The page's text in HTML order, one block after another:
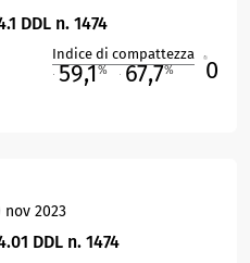
DDL n. 1474
Indice di compattezza
59,1% 67,7% 0
nov 2023
DDL n. 1474